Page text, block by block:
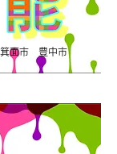
面市 豊中市